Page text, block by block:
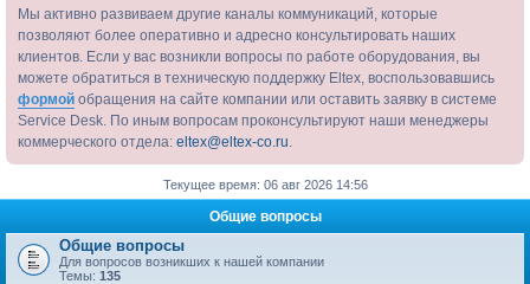
Мы активно развиваем другие каналы коммуникаций, которые
позволяют более оперативно и адресно консультировать наших
клиентов. Если у вас возникли вопросы по работе оборудования, вы
можете обратиться в техническую поддержку Eltex, воспользовавшись
формой обращения на сайте компании или оставить заявку в системе
Service Desk. По иным вопросам проконсультируют наши менеджеры
коммерческого отдела: eltex@eltex-co.ru.
Текущее время: 06 авг 2026 14:56
Общие вопросы
Общие вопросы
Для вопросов возникших к нашей компании
Темы: 135